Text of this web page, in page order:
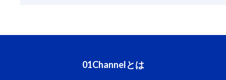
01Channelとは